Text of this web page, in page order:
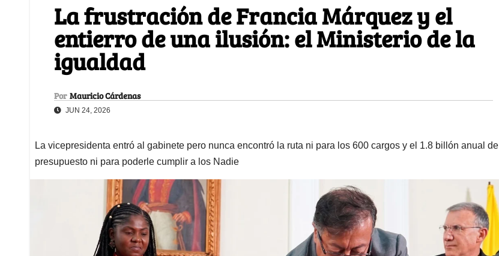
La frustración de Francia Márquez y el
entierro de una ilusión: el Ministerio de la
igualdad
Por Mauricio Cárdenas
JUN 24, 2026
La vicepresidenta entró al gabinete pero nunca encontró la ruta ni para los 600 cargos y el 1.8 billón anual de
presupuesto ni para poderle cumplir a los Nadie